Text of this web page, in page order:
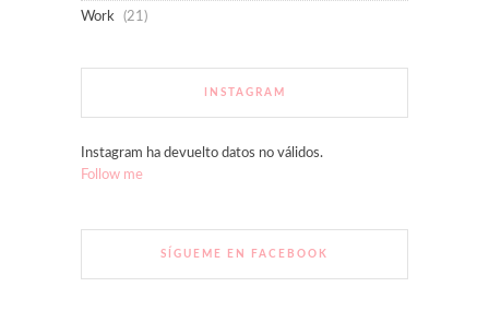
Work (21)
INSTAGRAM
Instagram ha devuelto datos no válidos.
Follow me
SÍGUEME EN FACEBOOK